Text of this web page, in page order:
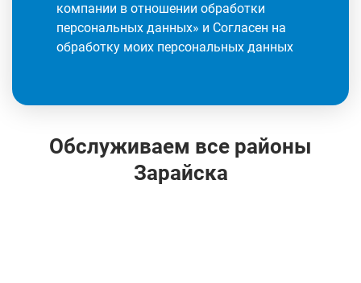
компании в отношении обработки
персональных данных» и Согласен на
обработку моих персональных данных
Обслуживаем все районы
Зарайска